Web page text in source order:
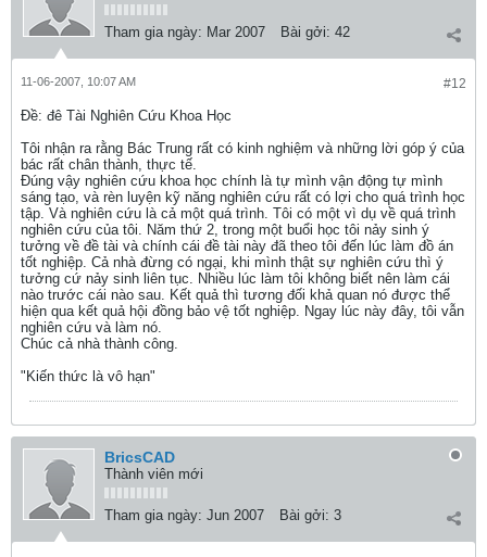
Tham gia ngày: Mar 2007 Bài gởi: 42
#12
11-06-2007, 10:07 AM
Ðề: đê Tài Nghiên Cứu Khoa Học
Tôi nhận ra rằng Bác Trung rất có kinh nghiệm và những lời góp ý của
bác rất chân thành, thực tế.
Đúng vậy nghiên cứu khoa học chính là tự mình vận động tự mình
sáng tạo, và rèn luyện kỹ năng nghiên cứu rất có lợi cho quá trình học
tập. Và nghiên cứu là cả một quá trình. Tôi có một vì dụ về quá trình
nghiên cứu của tôi. Năm thứ 2, trong một buổi học tôi nảy sinh ý
tưởng về đề tài và chính cái đề tài này đã theo tôi đến lúc làm đồ án
tốt nghiệp. Cả nhà đừng có ngại, khi mình thật sự nghiên cứu thì ý
tưởng cứ nảy sinh liên tục. Nhiều lúc làm tôi không biết nên làm cái
nào trước cái nào sau. Kết quả thì tương đối khả quan nó được thể
hiện qua kết quả hội đồng bảo vệ tốt nghiệp. Ngay lúc này đây, tôi vẫn
nghiên cứu và làm nó.
Chúc cả nhà thành công.
"Kiến thức là vô hạn"
BricsCAD
Thành viên mới
Tham gia ngày: Jun 2007 Bài gởi: 3